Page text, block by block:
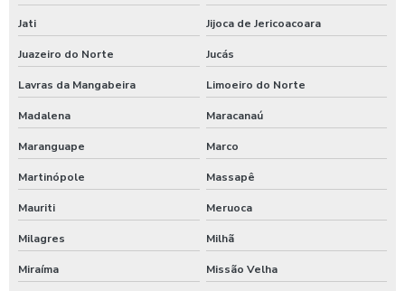
Empresa de escavação em pernambuco
Empresa de escavação no ceará
Empresa de terraplanagem em pernambuco
Empresa de terraplanagem no nordeste
Empresa especializada em terraplanagem
Empresa terraplanagem em alagoas
Empresa terraplanagem em sergipe
Jati Jijoca de Jericoacoara
Juazeiro do Norte Jucás
Lavras da Mangabeira Limoeiro do Norte
Madalena Maracanaú
Maranguape Marco
Martinópole Massapê
Mauriti Meruoca
Milagres Milhã
Miraíma Missão Velha